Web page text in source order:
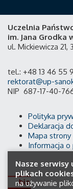
Uczelnia
im. Jana Grodka
ul. Mickiewicza 21,
tel.: +48 13 46 55
rektorat@up-
NIP 687-17-40-
Polityka
Deklaracja
Mapa strony
Informacja o
Nasze serwisy
plikach
na używanie